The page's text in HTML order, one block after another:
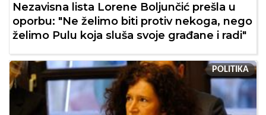
Nezavisna lista Lorene Boljunčić prešla u
oporbu: "Ne želimo biti protiv nekoga, nego
želimo Pulu koja sluša svoje građane i radi"
POLITIKA